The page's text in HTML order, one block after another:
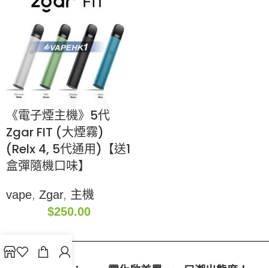
《電子煙主機》5代
Zgar FIT (大煙霧)
(Relx 4, 5代通用)【送1
盒彈隨機口味】
vape, Zgar, 主機
$250.00